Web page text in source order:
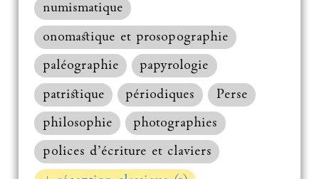
numismatique
onomastique et prosopographie
paléographie
papyrologie
patristique
périodiques
Perse
philosophie
photographies
polices d’écriture et claviers